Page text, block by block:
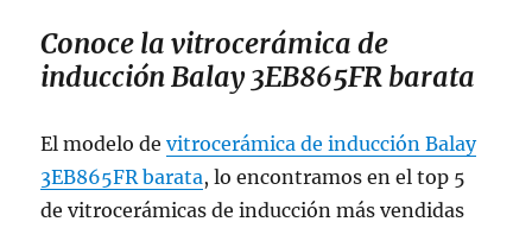
Conoce la vitrocerámica de
inducción Balay 3EB865FR barata
El modelo devitrocerámica de inducción Balay
3EB865FR barata, lo encontramos en el top 5
de vitrocerámicas de inducción más vendidas